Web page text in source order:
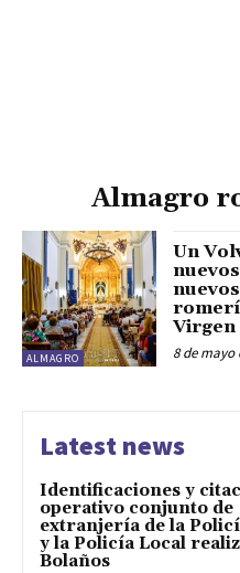
Almagro
ALMAGRO
Un
Virgen
8 de mayo
Latest news
Identificaciones y
operativo conjunto de
extranjería de la
y la Policía Local
Bolaños